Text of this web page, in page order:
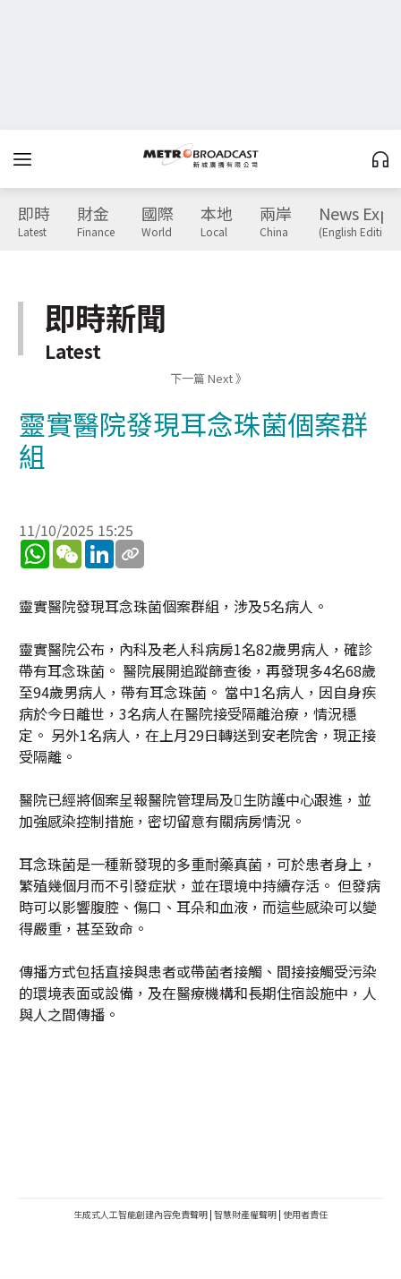
即時
Latest
財金
Finance
國際
World
本地
Local
兩岸
China
News
(English Edition)
即時新聞
Latest
下一篇 Next 》
靈實醫院發現耳念珠菌個案群
組
11/10/2025 15:25
WhatsApp
WeChatLinkedIn
靈實醫院發現耳念珠菌個案群組，涉及5名病人。
靈實醫院公布，內科及老人科病房1名82歲男病人，確診
帶有耳念珠菌。 醫院展開追蹤篩查後，再發現多4名68歲
至94歲男病人，帶有耳念珠菌。 當中1名病人，因自身疾
病於今日離世，3名病人在醫院接受隔離治療，情況穩
定。 另外1名病人，在上月29日轉送到安老院舍，現正接
受隔離。
醫院已經將個案呈報醫院管理局及生防護中心跟進，並
加強感染控制措施，密切留意有關病房情況。
耳念珠菌是一種新發現的多重耐藥真菌，可於患者身上，
繁殖幾個月而不引發症狀，並在環境中持續存活。 但發病
時可以影響腹腔、傷口、耳朵和血液，而這些感染可以變
得嚴重，甚至致命。
傳播方式包括直接與患者或帶菌者接觸、間接接觸受污染
的環境表面或設備，及在醫療機構和長期住宿設施中，人
與人之間傳播。
生成式人工智能創建內容免責聲明 | 智慧財產權聲明 | 使用者責任